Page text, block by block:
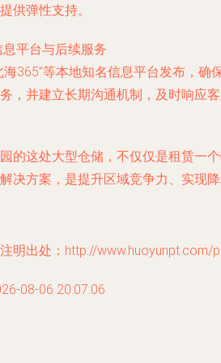
供弹性支持。
平台与后续服务
海365”等本地知名信息平台发布，
，并建立长期沟通机制，及时响应客
的这处大型仓储，不仅仅是租赁一
决方案，是提升区域竞争力、实现
明出处：http://www.huoyunpt.com/
08-06 20:07:06